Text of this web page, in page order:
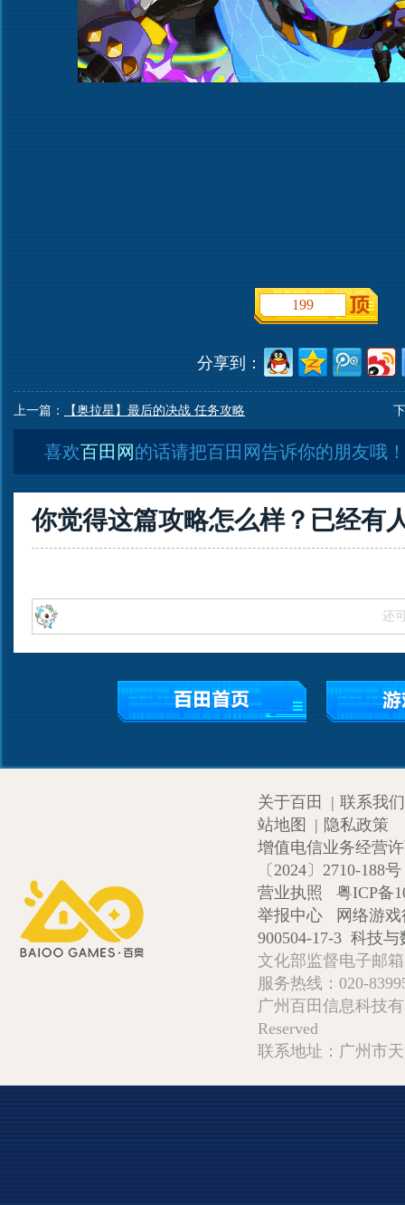
199
分享到：
上一篇： 【奥拉星】最后的决战 任务攻略
喜欢百田网的话请把百田网告诉你的朋友哦
你觉得这篇攻略怎么样？已经有
还
关于百田 | 联系我们
站地图
| 隐私政策
增值电信业务经营
〔2024〕2710-188号
营业执照
粤ICP备
举报中心
网络游
900504-17-3 科技与
文化部监督电子邮
服务热线：020-
广州百田信息科技
Reserved
联系地址：广州市